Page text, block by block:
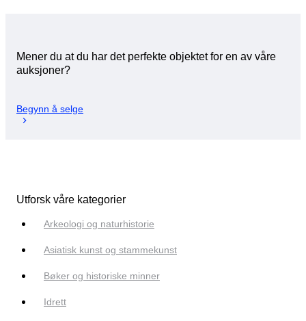
Mener du at du har det perfekte objektet for en av våre
auksjoner?
Begynn å selge
Utforsk våre kategorier
Arkeologi og naturhistorie
Asiatisk kunst og stammekunst
Bøker og historiske minner
Idrett